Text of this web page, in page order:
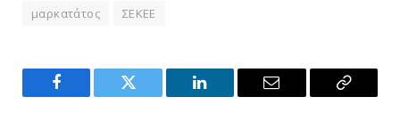
μαρκατάτος
ΣΕΚΕΕ
Facebook Twitter LinkedIn Email
Copy